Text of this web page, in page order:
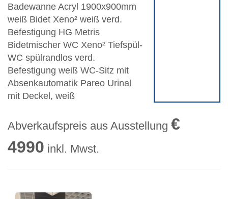
Badewanne Acryl 1900x900mm
weiß Bidet Xeno² weiß verd.
Befestigung HG Metris
Bidetmischer WC Xeno² Tiefspül-
WC spülrandlos verd.
Befestigung weiß WC-Sitz mit
Absenkautomatik Pareo Urinal
mit Deckel, weiß
Abverkaufspreis aus Ausstellung €
4990 inkl. Mwst.